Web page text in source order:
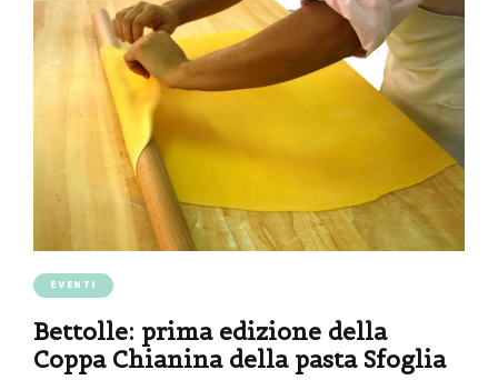
EVENTI
Bettolle: prima edizione della
Coppa Chianina della pasta Sfoglia